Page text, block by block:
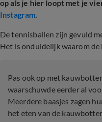
op als je hier loopt met je
Instagram.
De tennisballen zijn gevuld
Het is onduidelijk waarom
Pas ook op met
waarschuwde eerder al
Meerdere baasjes zagen
het eten van de